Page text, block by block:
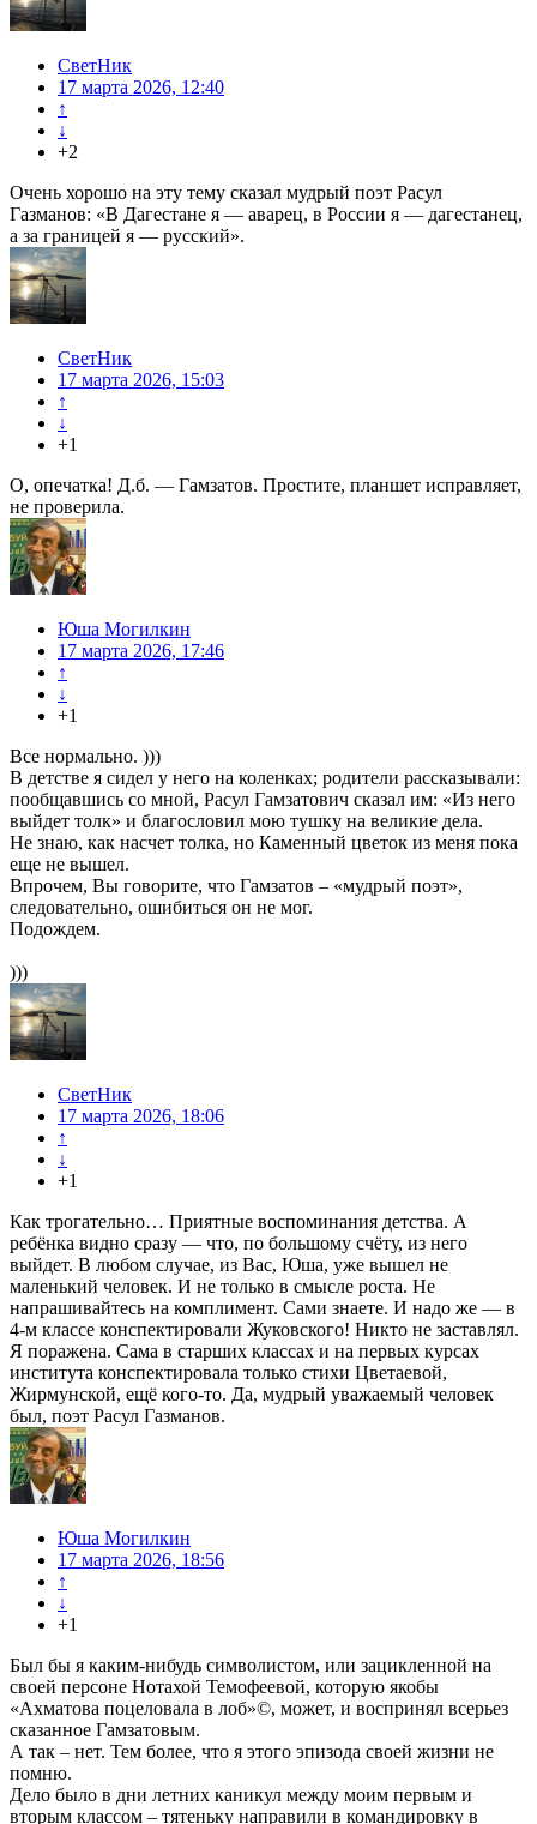
СветНик
17 марта 2026, 12:40
↑
↓
+2
Очень хорошо на эту тему сказал мудрый поэт Расул
Газманов: «В Дагестане я — аварец, в России я — дагестанец,
а за границей я — русский».
СветНик
17 марта 2026, 15:03
↑
↓
+1
О, опечатка! Д.б. — Гамзатов. Простите, планшет исправляет,
не проверила.
Юша Могилкин
17 марта 2026, 17:46
↑
↓
+1
Все нормально. )))
В детстве я сидел у него на коленках; родители рассказывали:
пообщавшись со мной, Расул Гамзатович сказал им: «Из него
выйдет толк» и благословил мою тушку на великие дела.
Не знаю, как насчет толка, но Каменный цветок из меня пока
еще не вышел.
Впрочем, Вы говорите, что Гамзатов – «мудрый поэт»,
следовательно, ошибиться он не мог.
Подождем.
)))
СветНик
17 марта 2026, 18:06
↑
↓
+1
Как трогательно… Приятные воспоминания детства. А
ребёнка видно сразу — что, по большому счёту, из него
выйдет. В любом случае, из Вас, Юша, уже вышел не
маленький человек. И не только в смысле роста. Не
напрашивайтесь на комплимент. Сами знаете. И надо же — в
4-м классе конспектировали Жуковского! Никто не заставлял.
Я поражена. Сама в старших классах и на первых курсах
института конспектировала только стихи Цветаевой,
Жирмунской, ещё кого-то. Да, мудрый уважаемый человек
был, поэт Расул Газманов.
Юша Могилкин
17 марта 2026, 18:56
↑
↓
+1
Был бы я каким-нибудь символистом, или зацикленной на
своей персоне Нотахой Темофеевой, которую якобы
«Ахматова поцеловала в лоб»©, может, и воспринял всерьез
сказанное Гамзатовым.
А так – нет. Тем более, что я этого эпизода своей жизни не
помню.
Дело было в дни летних каникул между моим первым и
вторым классом – тятеньку направили в командировку в